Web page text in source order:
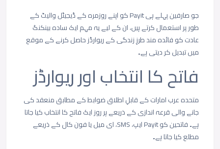
جو صارفین پہلے ہی Payit کو اپنے روزمرہ کے ڈیجیٹل والیٹ کے
طور پر استعمال کرتے ہیں، ان کے لیے یہ مہم ایک سادہ بینکنگ
عادت کو فائدہ مند طرزِ زندگی کے ریوارڈز حاصل کرنے کے موقع
میں تبدیل کر دیتی ہے۔
فاتحکا انتخاباورریوارڈز
متحدہعرباماراتکےقابلِاطلاقضوابطکےمطابقمنعقدکی
جانےوالیقرعہاندازیکےذریعےہرروزایکفاتحکاانتخابکیاجاتا
ہے۔فاتحینکوPayit ایپ، ،ایمیلیافونکالکےذریعے
مطلعکیاجاتاہے۔